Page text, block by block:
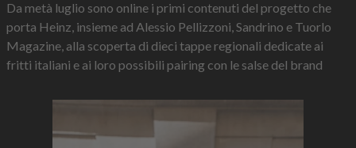
Da metà luglio sono online i primi contenuti del progetto che
porta Heinz, insieme ad Alessio Pellizzoni, Sandrino e Tuorlo
Magazine, alla scoperta di dieci tappe regionali dedicate ai
fritti italiani e ai loro possibili pairing con le salse del brand